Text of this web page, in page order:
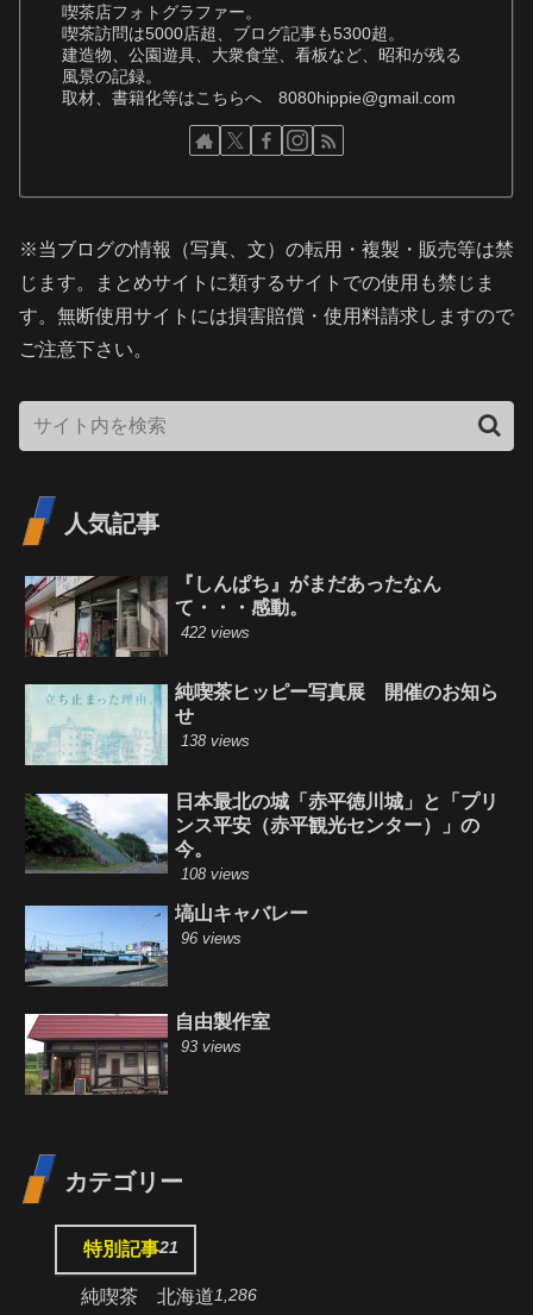
喫茶店フォトグラファー。
喫茶訪問は5000店超、ブログ記事も5300超。
建造物、公園遊具、大衆食堂、看板など、昭和が残る
風景の記録。
取材、書籍化等はこちらへ 8080hippie@gmail.com
※当ブログの情報（写真、文）の転用・複製・販売等は禁
じます。まとめサイトに類するサイトでの使用も禁じま
す。無断使用サイトには損害賠償・使用料請求しますので
ご注意下さい。
人気記事
『しんぱち』がまだあったなん
て・・・感動。
422 views
純喫茶ヒッピー写真展 開催のお知ら
せ
138 views
日本最北の城「赤平徳川城」と「プリ
ンス平安（赤平観光センター）」の
今。
108 views
塙山キャバレー
96 views
自由製作室
93 views
カテゴリー
特別記事21
純喫茶 北海道1,286